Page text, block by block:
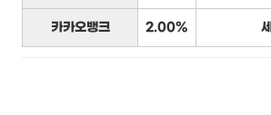
카카오뱅크 2.00%